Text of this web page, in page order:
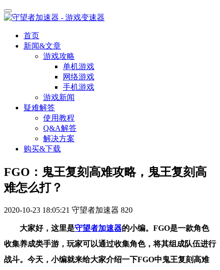
首页
新闻&文章
游戏攻略
单机游戏
网络游戏
手机游戏
游戏新闻
疑难解答
使用教程
Q&A解答
解决方案
购买&下载
FGO：鬼王复刻高难攻略，鬼王复刻高
难怎么打？
2020-10-23 18:05:21 守望者加速器 820
大家好，这里是守望者加速器的小编。FGO是一款角色
收集养成类手游，玩家可以通过收集角色，将其组成队伍进行
战斗。今天，小编就来给大家介绍一下FGO中鬼王复刻高难